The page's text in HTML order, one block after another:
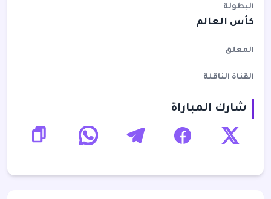
البطولة
كأس العالم
المعلق
القناة الناقلة
شارك المباراة